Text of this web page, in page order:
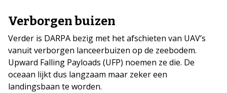
Verborgen buizen
Verder is DARPA bezig met het afschieten van UAV’s
vanuit verborgen lanceerbuizen op de zeebodem.
Upward Falling Payloads (UFP) noemen ze die. De
oceaan lijkt dus langzaam maar zeker een
landingsbaan te worden.